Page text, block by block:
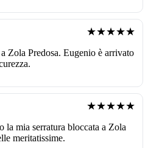
★★★★★
Zola Predosa. Eugenio è arrivato
★★★★★
la mia serratura bloccata a Zola
meritatissime.